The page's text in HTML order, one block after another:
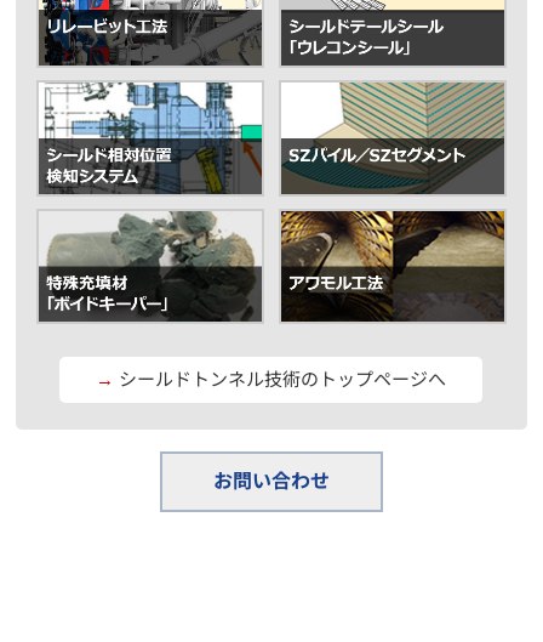
→ シールドトンネル技術のトップページへ
お問い合わせ